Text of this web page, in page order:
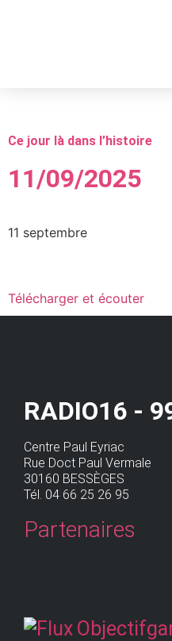
Ce jour là dans l’histoire
11/09/2025
11 septembre
Télécharger et écouter
RADIO16 -
Centre Paul Eyriac
Rue Doct Paul Vermale
30160 BESSÈGES
Tél. 04 66 25 26 95
Partenaires